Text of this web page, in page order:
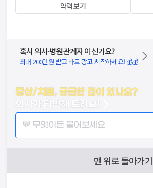
약력보기
혹시 의사·병원관계자 이신가요?
최대 200만원 받고 바로 광고 시작하세요! 💰💰
증상/치료, 궁금한 점이 있나요?
의사가 답변해 드려요!
💬 무엇이든 물어보세요
맨 위로 돌아가기